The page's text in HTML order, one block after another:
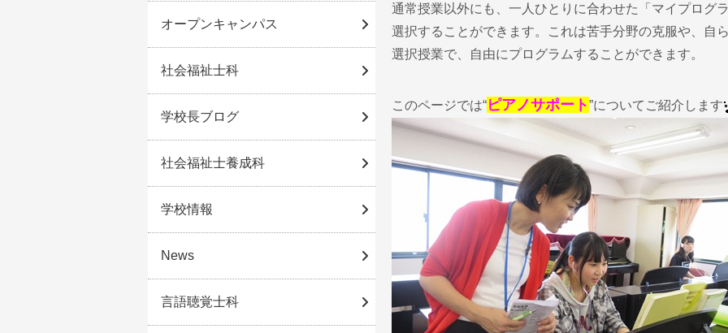
通常授業以外にも、一人ひとりに合わせた「マイプログ
選択することができます。これは苦手分野の克服や、自
選択授業で、自由にプログラムすることができます。
このページでは“ピアノサポート”についてご紹介します
オープンキャンパス
社会福祉士科
学校長ブログ
社会福祉士養成科
学校情報
News
言語聴覚士科